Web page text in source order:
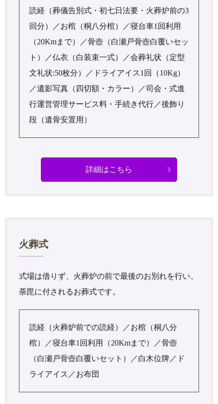
読経（葬儀告別式・初七日法要・火葬炉前の3
回分）／お棺（桐八分棺）／寝台車1回利用
（20Kmまで）／骨壺（白瀬戸骨壺白覆いセッ
ト）／仏衣（白装束一式）／会葬礼状（定型
文礼状:50枚分）／ドライアイス1回（10Kg）
／遺影写真（四切額・カラー）／司会・式進
行運営管理サービス料・手続き代行／後飾り
段（遺骨安置用）
詳細はこちら
火葬式
式場は借りず、火葬炉の前で最後のお別れを行い、
荼毘に付されるお葬式です。
読経（火葬炉前での読経）／お棺（桐八分
棺）／寝台車1回利用（20Kmまで）／骨壺
（白瀬戸骨壺白覆いセット）／白木位牌／ド
ライアイス／お布団